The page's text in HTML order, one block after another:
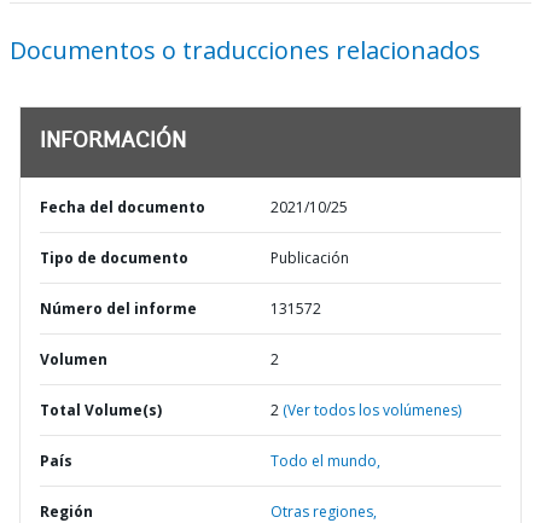
Documentos o traducciones relacionados
INFORMACIÓN
Fecha del documento 2021/10/25
Tipo de documento Publicación
Número del informe 131572
Volumen 2
Total Volume(s) 2 (Ver todos los volúmenes)
País Todo el mundo,
Región Otras regiones,